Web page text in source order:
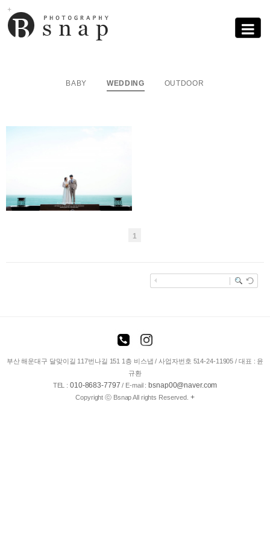
Toggle
Promotion
BABY WEDDING OUTDOOR
1
부산 해운대구 달맞이길 117번나길 151 1층 비스냅 / 사업자번호 514-24-11905 / 대표 : 윤
규환
TEL : 010-8683-7797 / E-mail : bsnap00@naver.com
Copyright ⓒ Bsnap All rights Reserved. +